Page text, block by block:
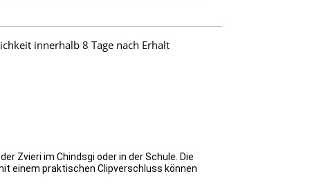
innerhalb 8 Tage nach Erhalt
Zvieri im Chindsgi oder in der Schule. Die
einem praktischen Clipverschluss können